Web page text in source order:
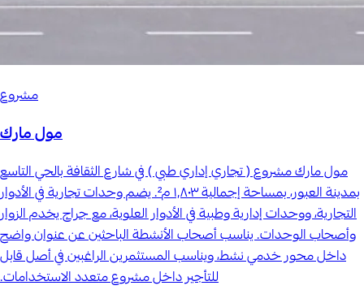
مشروع
مول مارك
مول مارك مشروع ( تجاري إداري طبي ) في شارع الثقافة بالحي التاسع
بمدينة العبور، بمساحة إجمالية ١٬٨٠٣ م². يضم وحدات تجارية في الأدوار
التجارية، ووحدات إدارية وطبية في الأدوار العلوية، مع جراج يخدم الزوار
وأصحاب الوحدات. يناسب أصحاب الأنشطة الباحثين عن عنوان واضح
داخل محور خدمي نشط، ويناسب المستثمرين الراغبين في أصل قابل
للتأجير داخل مشروع متعدد الاستخدامات.